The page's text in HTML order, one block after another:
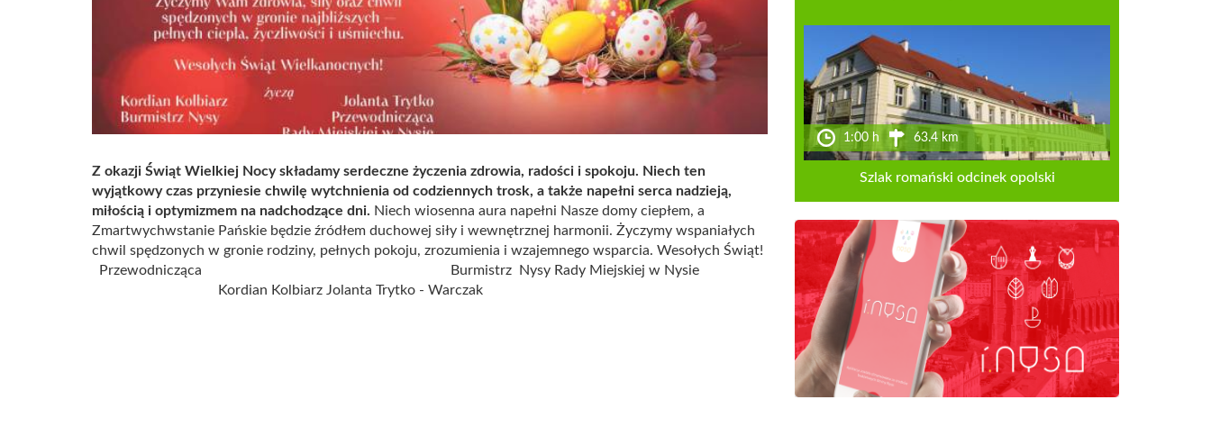
Z okazji Świąt Wielkiej Nocy składamy serdeczne życzenia zdrowia, radości i spokoju. Niech ten
wyjątkowy czas przyniesie chwilę wytchnienia od codziennych trosk, a także napełni serca nadzieją,
miłością i optymizmem na nadchodzące dni. Niech wiosenna aura napełni Nasze domy ciepłem, a
Zmartwychwstanie Pańskie będzie źródłem duchowej siły i wewnętrznej harmonii. Życzymy wspaniałych
chwil spędzonych w gronie rodziny, pełnych pokoju, zrozumienia i wzajemnego wsparcia. Wesołych Świąt!
Przewodnicząca Burmistrz Nysy Rady Miejskiej w Nysie
Kordian Kolbiarz Jolanta Trytko - Warczak
1:00 h 63.4 km
Szlak romański odcinek opolski